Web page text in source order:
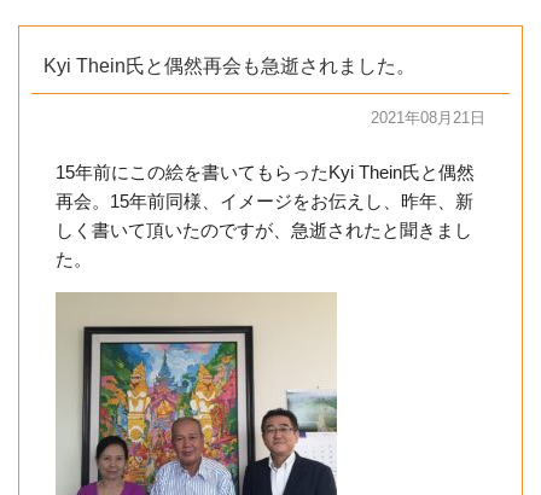
Kyi Thein氏と偶然再会も急逝されました。
2021年08月21日
15年前にこの絵を書いてもらったKyi Thein氏と偶然
再会。15年前同様、イメージをお伝えし、昨年、新
しく書いて頂いたのですが、急逝されたと聞きまし
た。